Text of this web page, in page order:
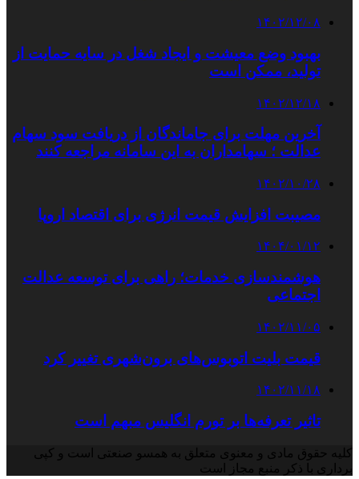
۱۴۰۲/۱۲/۰۸
بهبود وضع معیشت و ایجاد شغل در سایه حمایت از
تولید، ممکن است
۱۴۰۲/۱۲/۱۸
آخرین مهلت برای جاماندگان از دریافت سود سهام
عدالت ؛ سهامداران به این سامانه مراجعه کنند
۱۴۰۲/۱۰/۲۸
مصیبت افزایش قیمت انرژی برای اقتصاد اروپا
۱۴۰۴/۰۱/۱۲
هوشمندسازی خدمات؛ راهی برای توسعه عدالت
اجتماعی
۱۴۰۲/۱۱/۰۵
قیمت بلیت اتوبوس‌های برون‌شهری تغییر کرد
۱۴۰۲/۱۱/۱۸
تاثیر تعرفه‎‌ها بر تورم انگلیس مبهم است
کلیه حقوق مادی و معنوی متعلق به همسو صنعتی است و کپی
برداری با ذکر منبع مجاز است